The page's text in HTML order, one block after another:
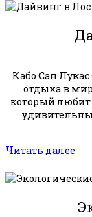
Кабо Сан
отдыха в
который любит
Читать далее